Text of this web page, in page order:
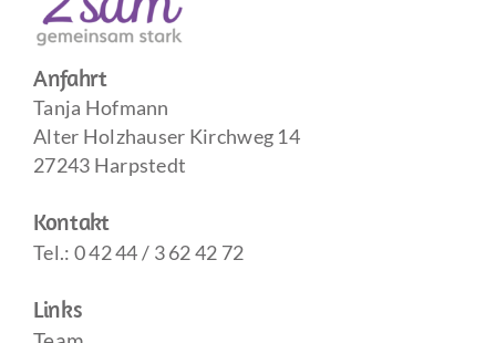
Anfahrt
Tanja Hofmann
Alter Holzhauser Kirchweg 14
27243 Harpstedt
Kontakt
Tel.: 0 42 44 / 3 62 42 72
Links